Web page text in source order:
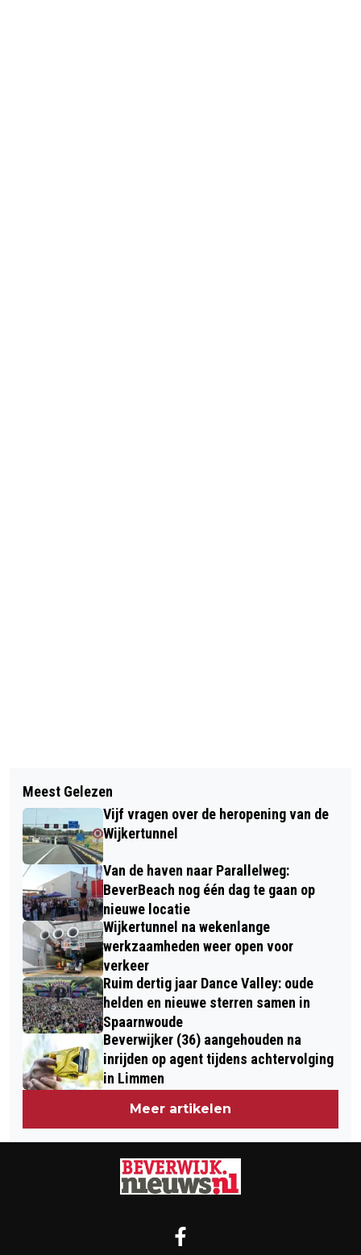
LAATSTE NACHTCONCERT IN DE
GROTE KERK MET RUUD JANSEN EN
PAUL BAKKER
BADEENDJESRACE IN BEVERWIJKSE
STATIONSVIJVER: EINDELIJK MOGEN
ZE TOCH GAAN ZWEMMEN!
Meest Gelezen
Vijf vragen over de heropening van de
Wijkertunnel
Van de haven naar Parallelweg:
BeverBeach nog één dag te gaan op
nieuwe locatie
Wijkertunnel na wekenlange
werkzaamheden weer open voor
verkeer
Ruim dertig jaar Dance Valley: oude
helden en nieuwe sterren samen in
Spaarnwoude
Beverwijker (36) aangehouden na
inrijden op agent tijdens achtervolging
in Limmen
Meer artikelen